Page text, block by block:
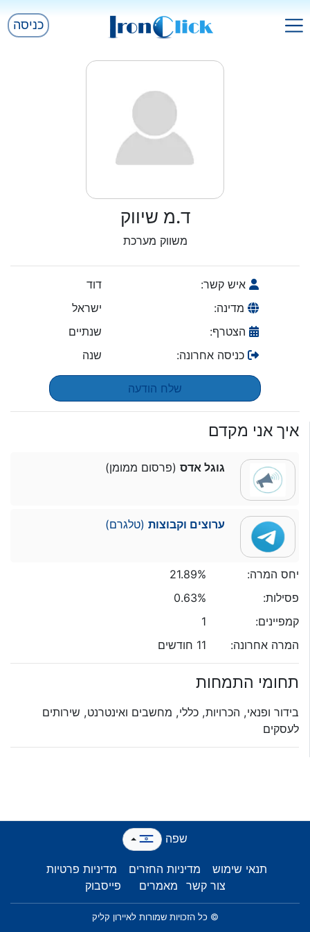
כניסה
ד.מ שיווק
משווק מערכת
איש קשר:
דוד
מדינה:
ישראל
הצטרף:
שנתיים
כניסה אחרונה:
שנה
שלח הודעה
איך אני מקדם
גוגל אדס(פרסום ממומן)
ערוצים וקבוצות(טלגרם)
יחס המרה:
21.89%
פסילות:
0.63%
קמפיינים:
1
המרה אחרונה:
11 חודשים
תחומי התמחות
בידור ופנאי, הכרויות, כללי, מחשבים ואינטרנט, שירותים
לעסקים
שפה
תנאי שימוש מדיניות החזרים
מדיניות פרטיות
צור קשר
מאמרים פייסבוק
© כל הזכויות שמורות לאיירון קליק